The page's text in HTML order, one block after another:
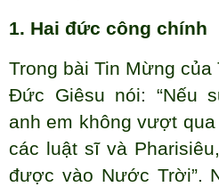
1. Hai đức công chính
Trong bài Tin Mừng của
Đức Giêsu nói: “Nếu
anh em không vượt
các luật sĩ và
được vào Nước Trời”.